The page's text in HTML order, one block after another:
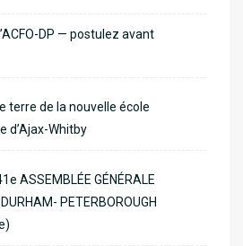
DP — postulez avant
terre de la nouvelle école
d’Ajax-Whitby
ASSEMBLÉE GÉNÉRALE
PETERBOROUGH